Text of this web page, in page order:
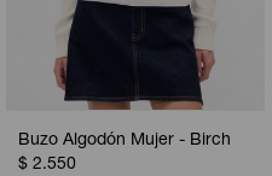
Buzo Algodón Mujer - Birch
$ 2.550